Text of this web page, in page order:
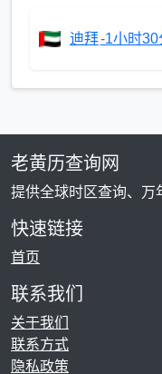
迪拜-1小时30
老黄历查询网
提供全球时区查询、万
快速链接
首页
联系我们
关于我们
联系方式
隐私政策